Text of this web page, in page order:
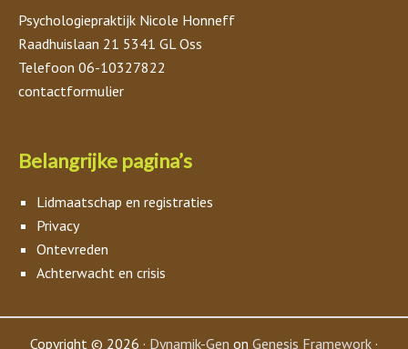
Psychologiepraktijk Nicole Honneff
Raadhuislaan 21 5341 GL Oss
Telefoon 06-10327822
contactformulier
Belangrijke pagina’s
Lidmaatschap en registraties
Privacy
Ontevreden
Achterwacht en crisis
Copyright © 2026 · Dynamik-Gen on Genesis Framework ·